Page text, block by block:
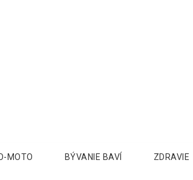
MOTO BÝVANIE BAVÍ ZDRAVIE